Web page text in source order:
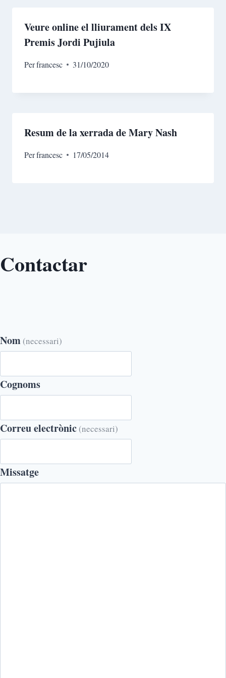
Veure online el lliurament dels IX
Premis Jordi Pujiula
Perfrancesc 31/10/2020
Resum de la xerrada de Mary Nash
Perfrancesc 17/05/2014
Contactar
Nom (necessari)
Cognoms
Correu electrònic (necessari)
Missatge